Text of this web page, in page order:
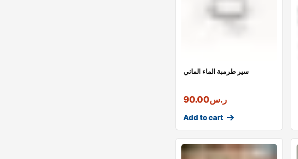
سير طرمبة الماء الماني
ر.س90.00
Add to cart